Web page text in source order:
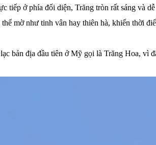
tiếp ở phía đối diện, Trăng tròn rất sáng và
mờ như tinh vân hay thiên hà, khiến thời
bản địa đầu tiên ở Mỹ gọi là Trăng Hoa, vì